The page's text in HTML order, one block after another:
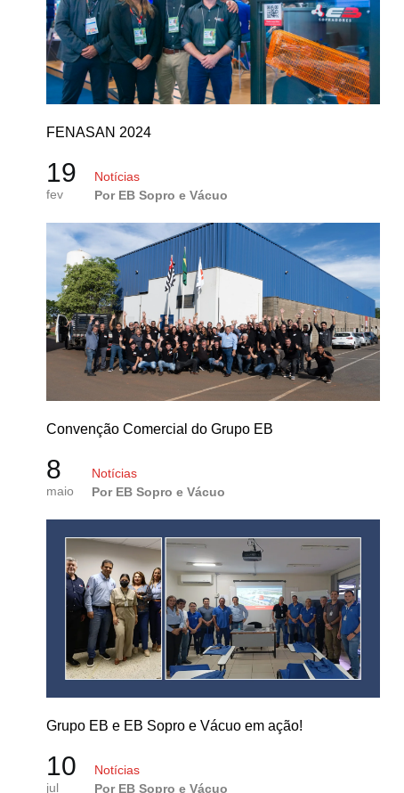
FENASAN 2024
19
fev
Notícias
Por EB Sopro e Vácuo
Convenção Comercial do Grupo EB
8
maio
Notícias
Por EB Sopro e Vácuo
Grupo EB e EB Sopro e Vácuo em ação!
10
jul
Notícias
Por EB Sopro e Vácuo